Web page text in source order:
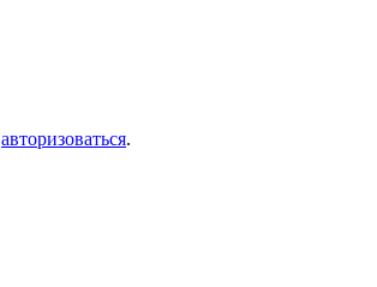
авторизоваться.